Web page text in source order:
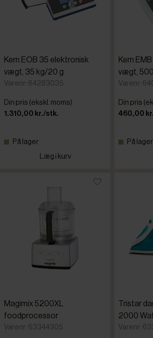
Kern EOB 35 elektronisk
vægt, 35 kg/20 g
Varenr: 64283035
Din pris (ekskl. moms)
1.310,00 kr./stk.
På lager
Læg i kurv
Kern
vægt, 500
Varenr:
Din pris
460,00
På lager
Magimix 5200XL
foodprocessor
Varenr: 63344305
Tristar
2000
Varenr: